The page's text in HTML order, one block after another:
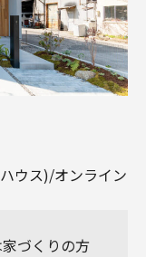
ウス)/オンライン
づくりの方